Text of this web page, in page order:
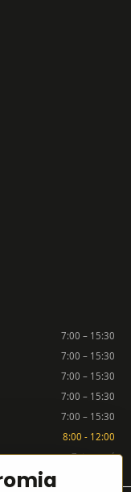
7:00 – 15:30
7:00 – 15:30
7:00 – 15:30
7:00 – 15:30
7:00 – 15:30
8:00 - 12:00
Zatvorené